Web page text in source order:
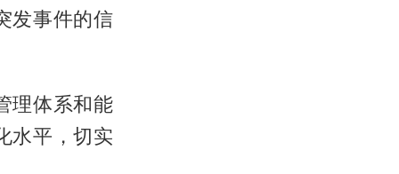
发事件的信
理体系和能
水平，切实